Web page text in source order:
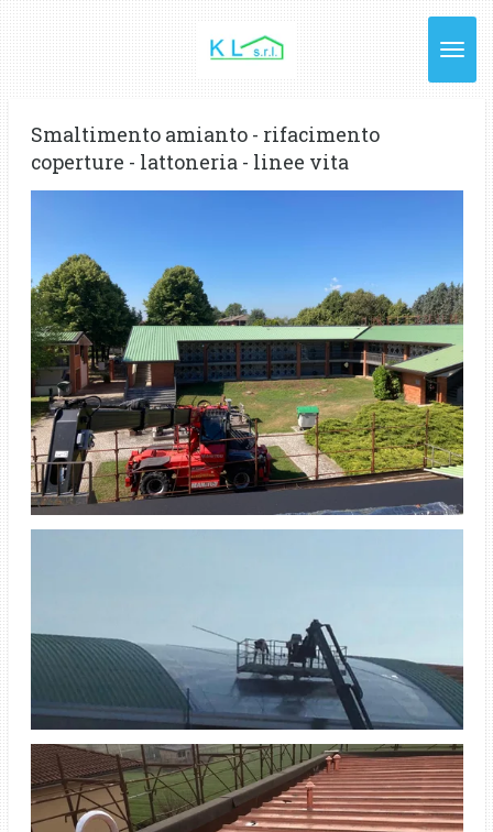
Vai
al
contenuto
principale
Smaltimento amianto - rifacimento
coperture - lattoneria - linee vita